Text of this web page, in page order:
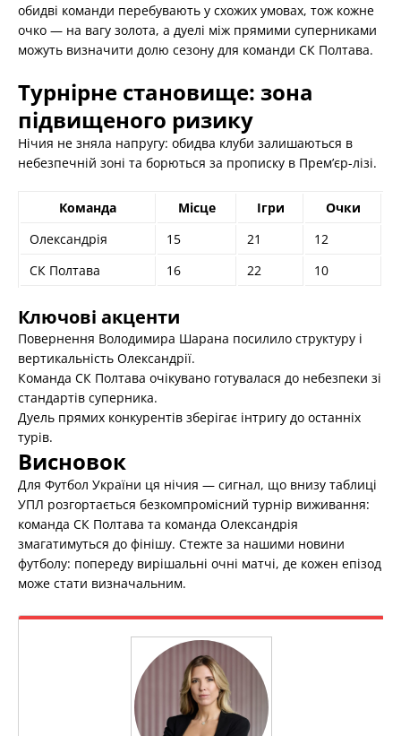
обидві команди перебувають у схожих умовах, тож кожне
очко — на вагу золота, а дуелі між прямими суперниками
можуть визначити долю сезону для команди СК Полтава.
Турнірне становище: зона
підвищеного ризику
Нічия не зняла напругу: обидва клуби залишаються в
небезпечній зоні та борються за прописку в Прем’єр-лізі.
Команда Місце Ігри
Очки
Олександрія
15 21
12
СК Полтава
16 22 10
Ключові акценти
Повернення Володимира Шарана посилило структуру і
вертикальність Олександрії.
Команда СК Полтава очікувано готувалася до небезпеки зі
стандартів суперника.
Дуель прямих конкурентів зберігає інтригу до останніх
турів.
Висновок
Для Футбол України ця нічия — сигнал, що внизу таблиці
УПЛ розгортається безкомпромісний турнір виживання:
команда СК Полтава та команда Олександрія
змагатимуться до фінішу. Стежте за нашими новини
футболу: попереду вирішальні очні матчі, де кожен епізод
може стати визначальним.